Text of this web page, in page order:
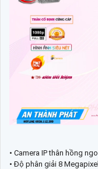
• Camera IP thân hồng
• Độ phân giải 8